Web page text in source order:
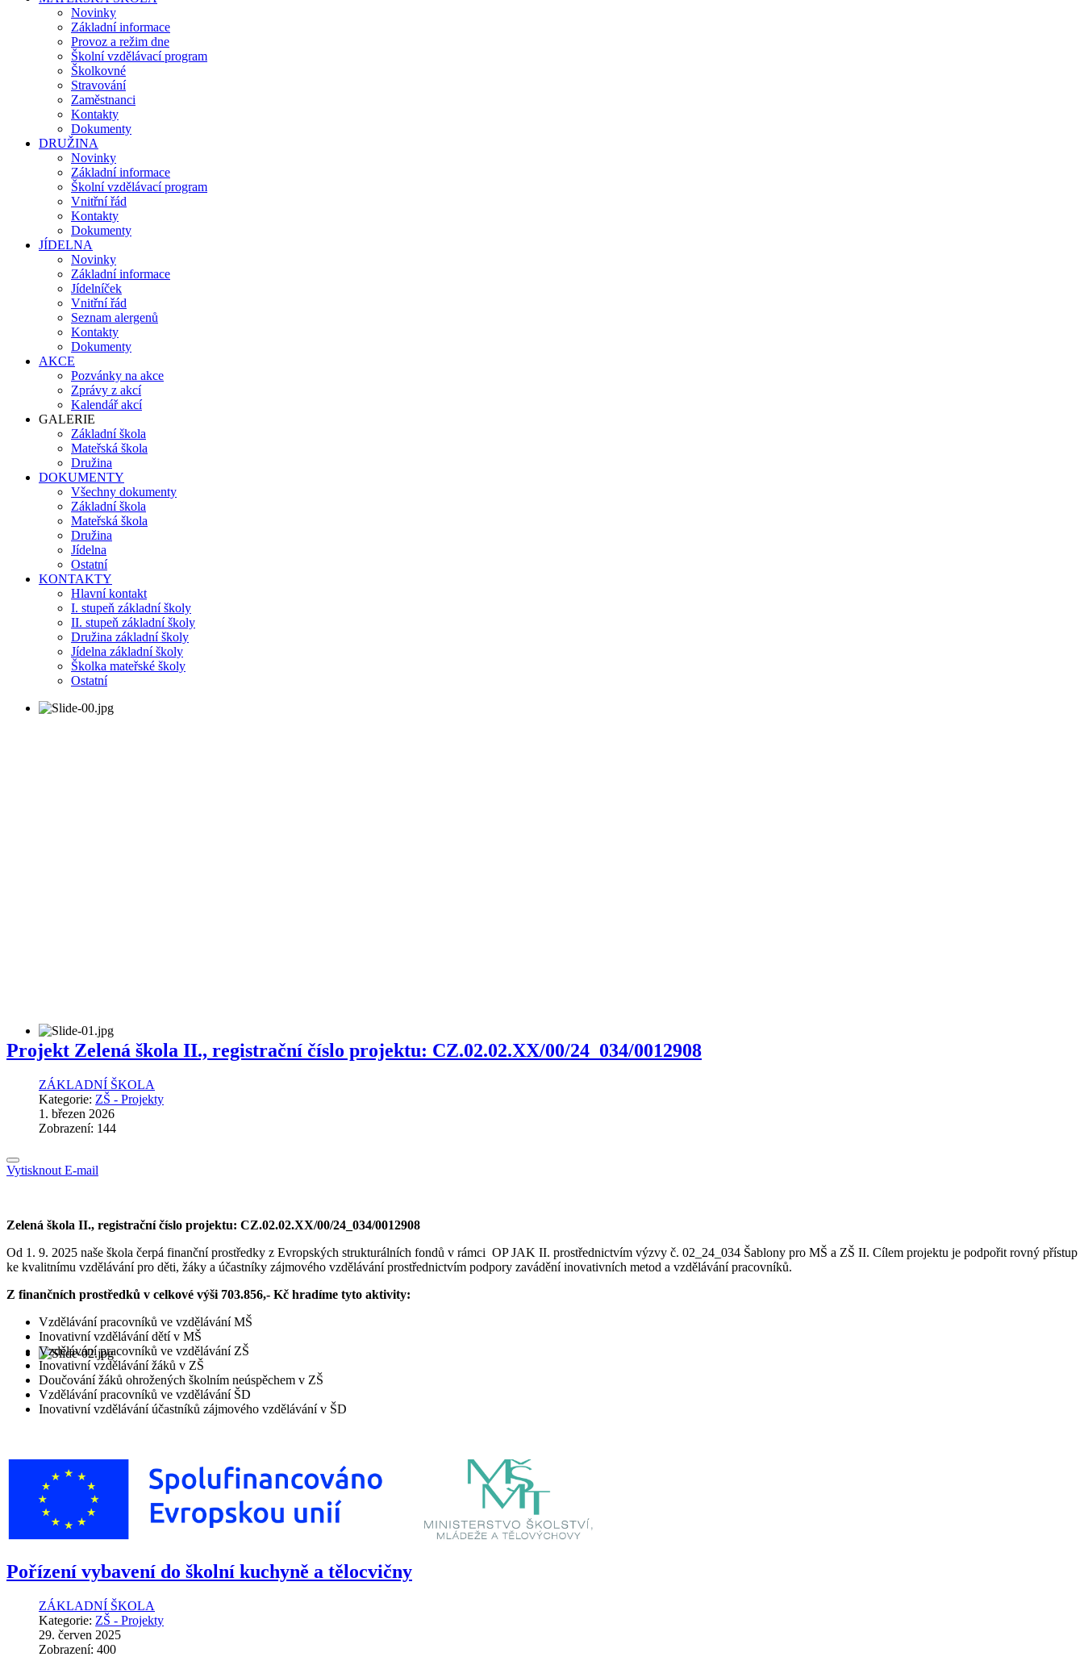
Novinky
Základní informace
Provoz a režim dne
Školní vzdělávací program
Školkovné
Stravování
Zaměstnanci
Kontakty
Dokumenty
DRUŽINA
Novinky
Základní informace
Školní vzdělávací program
Vnitřní řád
Kontakty
Dokumenty
JÍDELNA
Novinky
Základní informace
Jídelníček
Vnitřní řád
Seznam alergenů
Kontakty
Dokumenty
AKCE
Pozvánky na akce
Zprávy z akcí
Kalendář akcí
GALERIE
Základní škola
Mateřská škola
Družina
DOKUMENTY
Všechny dokumenty
Základní škola
Mateřská škola
Družina
Jídelna
Ostatní
KONTAKTY
Hlavní kontakt
I. stupeň základní školy
II. stupeň základní školy
Družina základní školy
Jídelna základní školy
Školka mateřské školy
Ostatní
Projekt Zelená škola II., registrační číslo projektu: CZ.02.02.XX/00/24_034/0012908
ZÁKLADNÍ ŠKOLA
Kategorie: ZŠ - Projekty
1. březen 2026
Zobrazení: 144
Vytisknout E-mail
Zelená škola II., registrační číslo projektu: CZ.02.02.XX/00/24_034/0012908
Od 1. 9. 2025 naše škola čerpá finanční prostředky z Evropských strukturálních fondů v rámci OP JAK II. prostřednictvím výzvy č. 02_24_034 Šablony pro MŠ a ZŠ II. Cílem projektu je podpořit rovný přístup
ke kvalitnímu vzdělávání pro děti, žáky a účastníky zájmového vzdělávání prostřednictvím podpory zavádění inovativních metod a vzdělávání pracovníků.
Z finančních prostředků v celkové výši 703.856,- Kč hradíme tyto aktivity:
Vzdělávání pracovníků ve vzdělávání MŠ
Inovativní vzdělávání dětí v MŠ
Vzdělávání pracovníků ve vzdělávání ZŠ
Inovativní vzdělávání žáků v ZŠ
Doučování žáků ohrožených školním neúspěchem v ZŠ
Vzdělávání pracovníků ve vzdělávání ŠD
Inovativní vzdělávání účastníků zájmového vzdělávání v ŠD
Pořízení vybavení do školní kuchyně a tělocvičny
ZÁKLADNÍ ŠKOLA
Kategorie: ZŠ - Projekty
29. červen 2025
Zobrazení: 400